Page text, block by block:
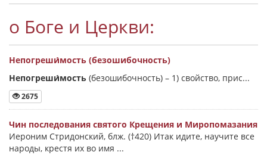
о Боге и Церкви:
Непогреши́мость (безошибочность)
Непогреши́мость (безошибочность) – 1) свойство, прис...
2675
Чин последования святого Крещения и Миропомазания
Иероним Стридонский, блж. (†420) Итак идите, научите все
народы, крестя их во имя ...